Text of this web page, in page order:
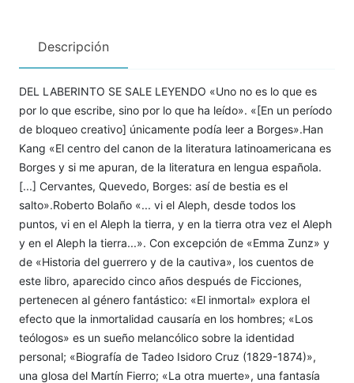
Descripción
DEL LABERINTO SE SALE LEYENDO «Uno no es lo que es
por lo que escribe, sino por lo que ha leído». «[En un período
de bloqueo creativo] únicamente podía leer a Borges».Han
Kang «El centro del canon de la literatura latinoamericana es
Borges y si me apuran, de la literatura en lengua española.
[...] Cervantes, Quevedo, Borges: así de bestia es el
salto».Roberto Bolaño «... vi el Aleph, desde todos los
puntos, vi en el Aleph la tierra, y en la tierra otra vez el Aleph
y en el Aleph la tierra...». Con excepción de «Emma Zunz» y
de «Historia del guerrero y de la cautiva», los cuentos de
este libro, aparecido cinco años después de Ficciones,
pertenecen al género fantástico: «El inmortal» explora el
efecto que la inmortalidad causaría en los hombres; «Los
teólogos» es un sueño melancólico sobre la identidad
personal; «Biografía de Tadeo Isidoro Cruz (1829-1874)»,
una glosa del Martín Fierro; «La otra muerte», una fantasía